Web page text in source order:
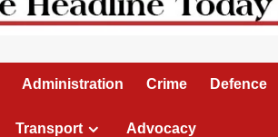
Administration Crime Defence
Transport Advocacy